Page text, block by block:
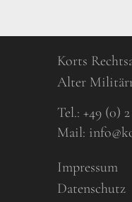
Korts
Alter
Tel.: +49 (0)
Mail:
Impressum
Datenschutz